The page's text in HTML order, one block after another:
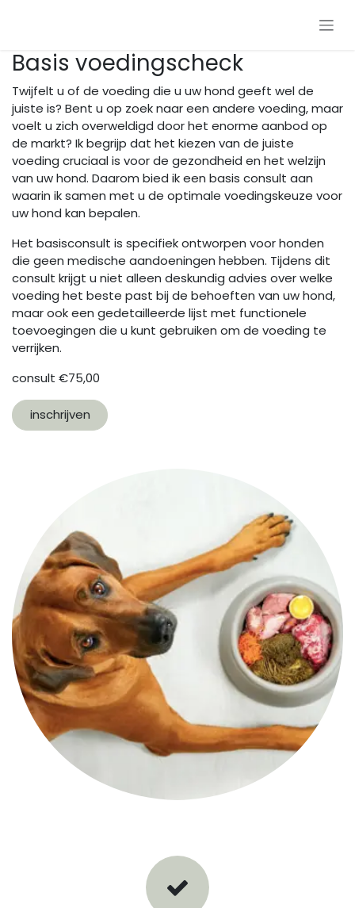
Basis voedingscheck
Twijfelt u of de voeding die u uw hond geeft wel de
juiste is? Bent u op zoek naar een andere voeding, maar
voelt u zich overweldigd door het enorme aanbod op
de markt? Ik begrijp dat het kiezen van de juiste
voeding cruciaal is voor de gezondheid en het welzijn
van uw hond. Daarom bied ik een basis consult aan
waarin ik samen met u de optimale voedingskeuze voor
uw hond kan bepalen.
Het basisconsult is specifiek ontworpen voor honden
die geen medische aandoeningen hebben. Tijdens dit
consult krijgt u niet alleen deskundig advies over welke
voeding het beste past bij de behoeften van uw hond,
maar ook een gedetailleerde lijst met functionele
toevoegingen die u kunt gebruiken om de voeding te
verrijken.
consult €75,00
inschrijven